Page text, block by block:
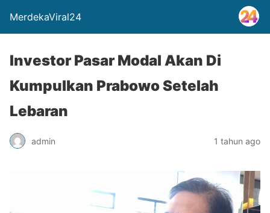
MerdekaViral24
Investor Pasar Modal Akan Di
Kumpulkan Prabowo Setelah
Lebaran
admin 1 tahun ago